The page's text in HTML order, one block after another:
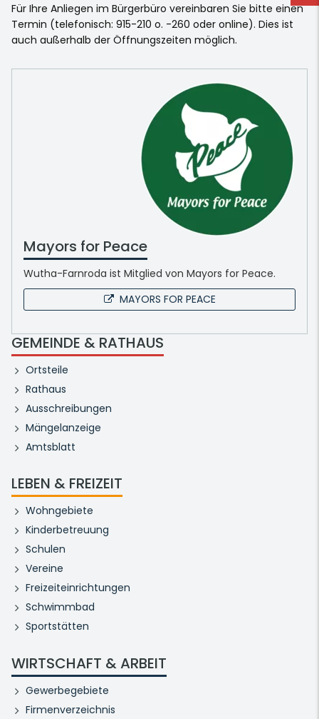
Für Ihre Anliegen im Bürgerbüro vereinbaren Sie bitte einen
Termin (telefonisch: 915-210 o. -260 oder online). Dies ist
auch außerhalb der Öffnungszeiten möglich.
Mayors for Peace
Wutha-Farnroda ist Mitglied von Mayors for Peace.
MAYORS FOR PEACE
GEMEINDE & RATHAUS
Ortsteile
Rathaus
Ausschreibungen
Mängelanzeige
Amtsblatt
LEBEN & FREIZEIT
Wohngebiete
Kinderbetreuung
Schulen
Vereine
Freizeiteinrichtungen
Schwimmbad
Sportstätten
WIRTSCHAFT & ARBEIT
Gewerbegebiete
Firmenverzeichnis